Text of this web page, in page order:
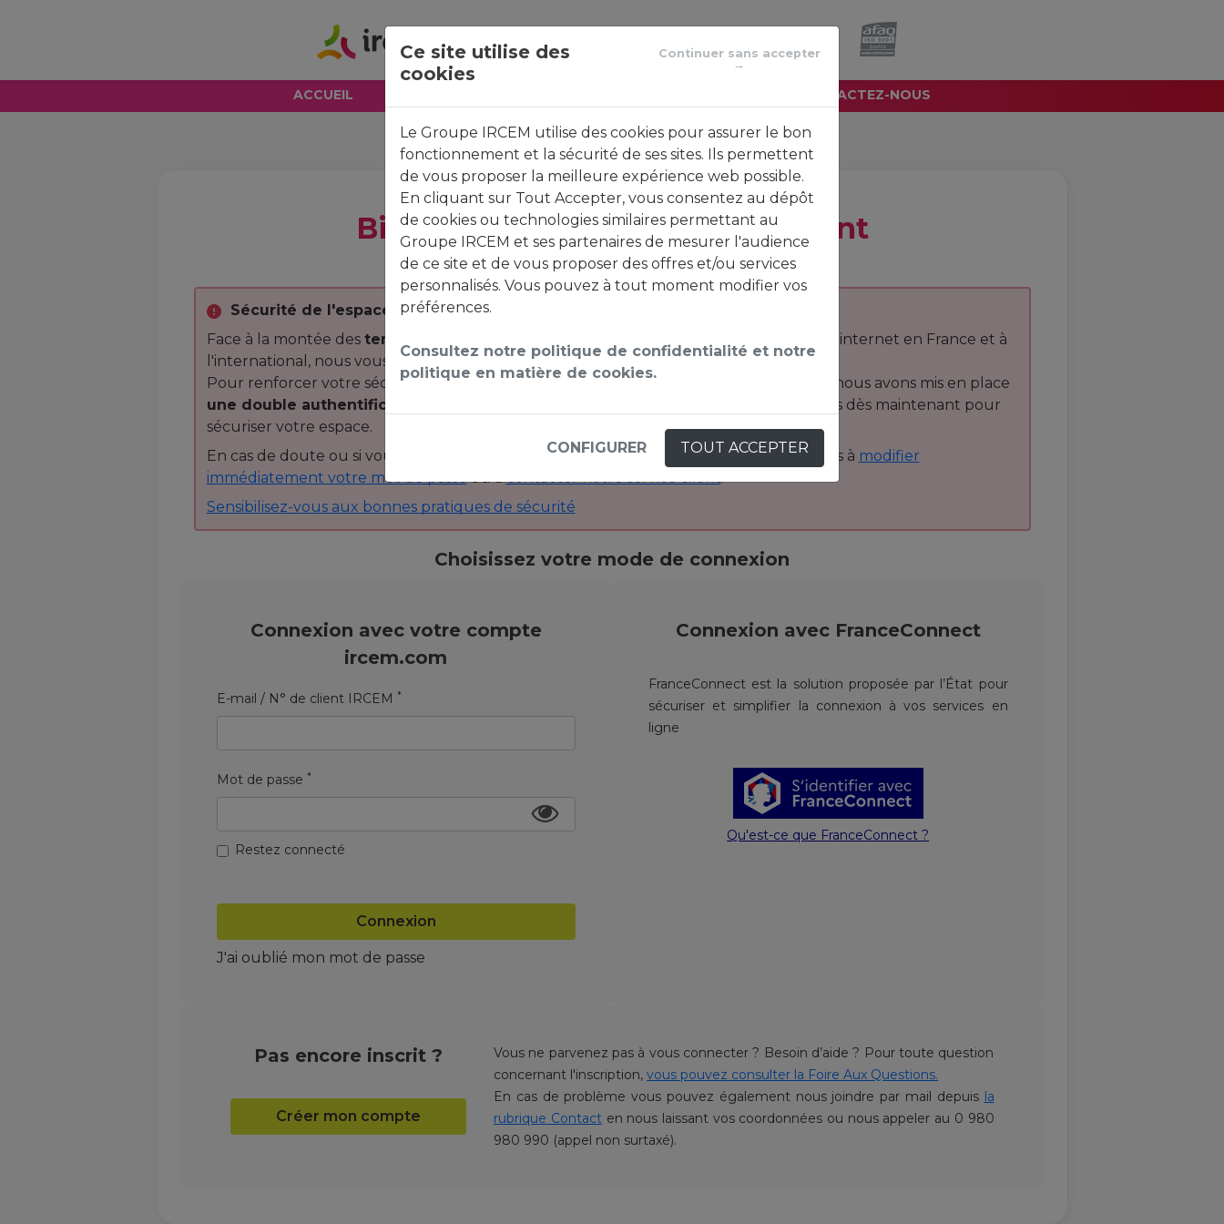
Le groupe de protection sociale des emplois de la famille.
ACCUEIL CONTACTEZ-NOUS
Bienvenue sur votre espace client
Sécurité de l'espace client
Face à la montée des tentatives d’usurpation d’identité
visant les clients sur les sites internet en France et à
l'international, nous vous invitons à faire preuve de la plus grande prudence.
Pour renforcer votre sécurité et conformément aux nouveaux standards en vigueur, nous avons mis en place
une double authentification à la connexion à votre espace client
. Connectez-vous dès maintenant pour
sécuriser votre espace.
En cas de doute ou si vous pensez que vos identifiants ont été compromis, n’hésitez pas à modifier
immédiatement votre mot de passeou àcontacter notre service client.
Sensibilisez-vous aux bonnes pratiques de sécurité
Choisissez votre mode de connexion
Connexion avec votre compte
ircem.com
E-mail / N° de client IRCEM *
Mot de passe *
Restez connecté
Connexion
J'ai oublié mon mot de passe
Connexion avec FranceConnect
FranceConnect est la solution proposée par l’État pour
sécuriser et simplifier la connexion à vos services en
ligne
Qu'est-ce que FranceConnect ?
Pas encore inscrit ?
Créer mon compte
Vous ne parvenez pas à vous connecter ? Besoin d’aide ? Pour toute question
concernant l'inscription, vous pouvez consulter la Foire Aux Questions.
En cas de problème vous pouvez également nous joindre par mail depuis la
rubrique Contact en nous laissant vos coordonnées ou nous appeler au 0 980
980 990 (appel non surtaxé).
Ce site utilise des
cookies
Continuer sans accepter
→
Le Groupe IRCEM utilise des cookies pour assurer le bon
fonctionnement et la sécurité de ses sites. Ils permettent
de vous proposer la meilleure expérience web possible.
En cliquant sur Tout Accepter, vous consentez au dépôt
de cookies ou technologies similaires permettant au
Groupe IRCEM et ses partenaires de mesurer l'audience
de ce site et de vous proposer des offres et/ou services
personnalisés. Vous pouvez à tout moment modifier vos
préférences.
Consultez notre politique de confidentialité et notre
politique en matière de cookies.
CONFIGURER TOUT ACCEPTER